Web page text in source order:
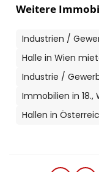
Weitere
Industrien /
Halle in Wien
Industrie /
Immobilien in
Hallen in